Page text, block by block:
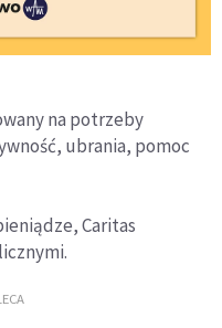
na potrzeby
ubrania, pomoc
Caritas